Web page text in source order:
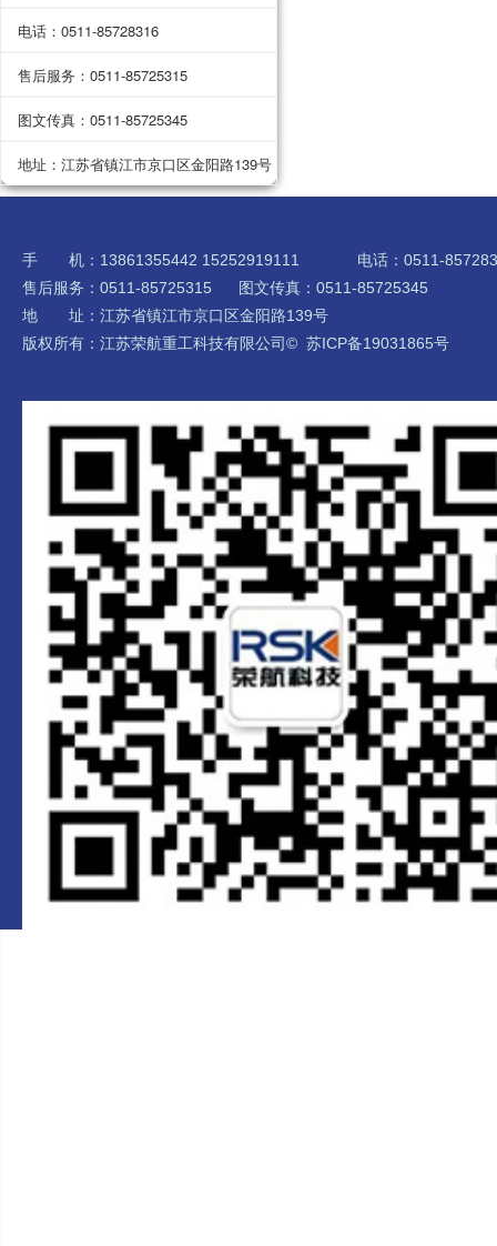
电话：0511-85728316
售后服务：0511-85725315
图文传真：0511-85725345
地址：江苏省镇江市京口区金阳路139号
手 机：13861355442 15252919111 电话：0511-
售后服务：0511-85725315 图文传真：0511-85725345
地 址：江苏省镇江市京口区金阳路139号
版权所有：江苏荣航重工科技有限公司© 苏ICP备19031865号